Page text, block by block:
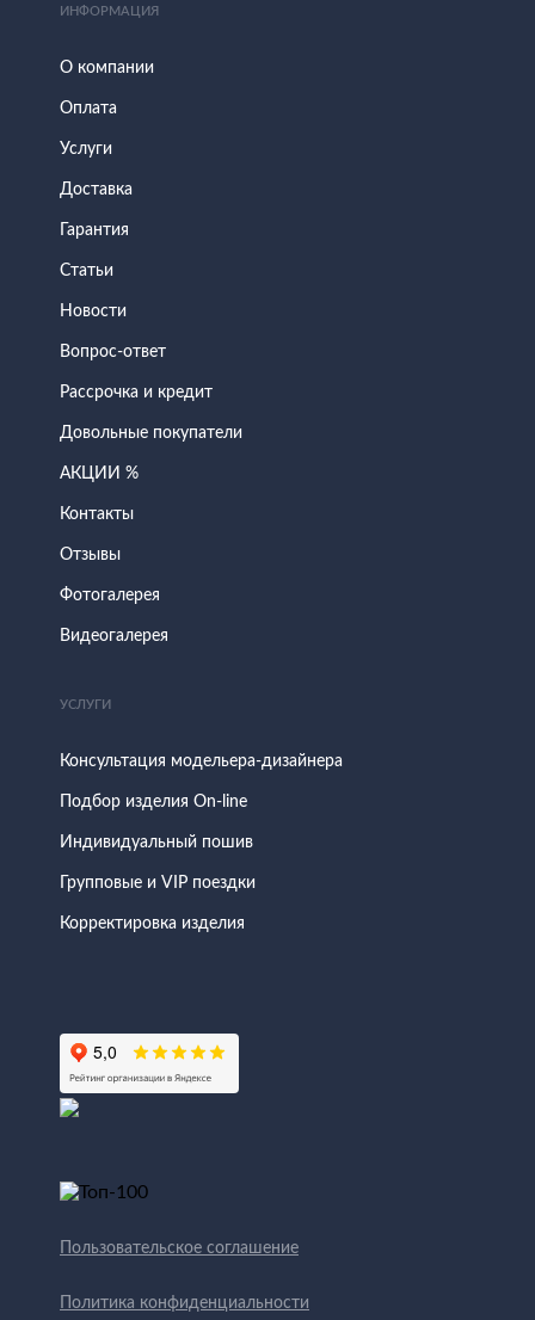
ИНФОРМАЦИЯ
О компании
Оплата
Услуги
Доставка
Гарантия
Статьи
Новости
Вопрос-ответ
Рассрочка и кредит
Довольные покупатели
АКЦИИ %
Контакты
Отзывы
Фотогалерея
Видеогалерея
УСЛУГИ
Консультация модельера-дизайнера
Подбор изделия On-line
Индивидуальный пошив
Групповые и VIP поездки
Корректировка изделия
Пользовательское соглашение
Политика конфиденциальности